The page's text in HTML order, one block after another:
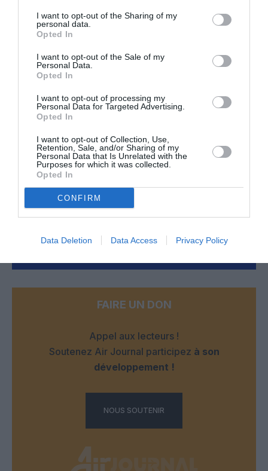
I want to opt-out of the Sharing of my
personal data.
Opted In
I want to opt-out of the Sale of my
Personal Data.
Opted In
I want to opt-out of processing my
Personal Data for Targeted Advertising.
Opted In
I want to opt-out of Collection, Use,
Retention, Sale, and/or Sharing of my
Personal Data that Is Unrelated with the
Purposes for which it was collected.
Opted In
CONFIRM
Data Deletion Data Access Privacy Policy
RÉPONDRE
Greg765 a commenté :
24 avril 2024 - 1 h
Et c’est loin d’être monnaie courante. La
plupart des compagnies et des équipages
Celles qui ne le font pas sont en fait une
minorité.
FAIRE UN DON
Appel aux lecteurs !
Soutenez Air Journal participez à son
développement !
NOUS SOUTENIR